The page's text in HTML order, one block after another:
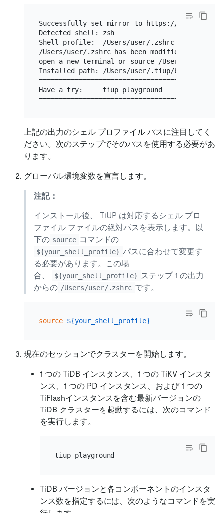
Successfully set mirror to https://tiup-
Detected shell: zsh
Shell profile:  /Users/user/.zshrc
/Users/user/.zshrc has been modified to add
open a new terminal or source /Users/user/
Installed path: /Users/user/.tiup/bin/tiup
Have a try:     tiup playground
上記の出力のシェル プロファイル パスに注目してく
ださい。次のステップでそのパスを使用する必要があ
ります。
グローバル環境変数を宣言します。
注記：
インストール後、 TiUP は対応するシェル プロ
ファイル ファイルの絶対パスを表示します。以
下の source コマンドの
${your_shell_profile} パスに合わせて変更す
る必要があります。この場
合、
${your_shell_profile} ステップ 1 の出力
からの /Users/user/.zshrc です。
source ${your_shell_profile}
現在のセッションでクラスターを開始します。
1 つの TiDB インスタンス、1 つの TiKV インスタ
ンス、1 つの PD インスタンス、および 1 つの
TiFlashインスタンスを含む最新バージョンの
TiDB クラスターを起動するには、次のコマンド
を実行します。
TiDB バージョンと各コンポーネントのインスタ
ンス数を指定するには、次のようなコマンドを実